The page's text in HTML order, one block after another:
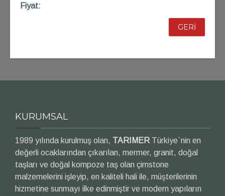
Fiyat:
GERİ
KURUMSAL
1989 yılında kurulmuş olan, TARIMER Türkiye`nin en
değerli ocaklarından çıkarılan, mermer, granit, doğal
taşları ve doğal kompoze taş olan çimstone
malzemelerini işleyip, en kaliteli hali ile, müşterilerinin
hizmetine sunmayı ilke edinmiştir ve modern yapıların